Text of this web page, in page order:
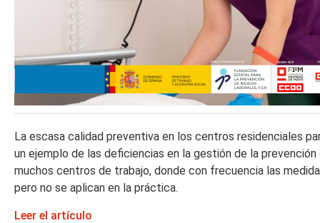
La escasa calidad preventiva en los centros residenciales
un ejemplo de las deficiencias en la gestión de la
muchos centros de trabajo, donde con frecuencia las
pero no se aplican en la práctica.
Leer el artículo